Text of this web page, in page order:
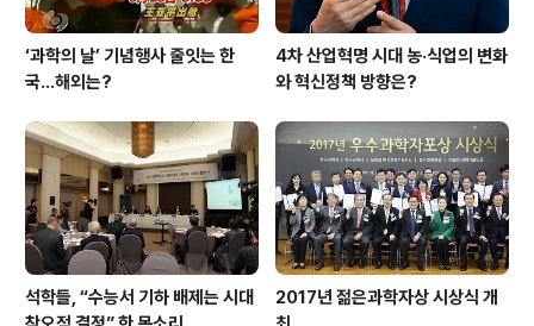
‘과학의 날’ 기념행사 줄잇는 한
국…해외는?
4차 산업혁명 시대 농·식업의 변화
와 혁신정책 방향은?
석학들, “수능서 기하 배제는 시대
2017년 젊은과학자상 시상식 개